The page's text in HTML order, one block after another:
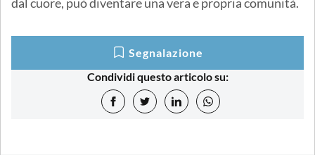
Segnalazione
Condividi questo articolo su: